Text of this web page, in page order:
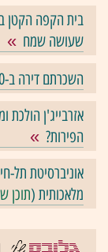
בית הקפה הקטן
שעושה שמח
השכרתם דירה ב-7,000 שקל בחודש. כמה מס תשלמו?
אזרבייג'ן
הפירות?
אוניברסיטת תל-
מלאכותית (תוכן